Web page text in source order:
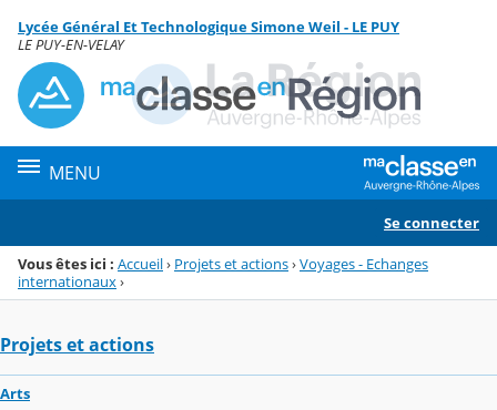
Menu de la rubrique
Contenu
Lycée Général Et Technologique Simone Weil - LE PUY
LE PUY-EN-VELAY
MENU
Se connecter
Vous êtes ici : Accueil› Projets et actions›Voyages - Echanges
internationaux›
Projets et actions
Arts